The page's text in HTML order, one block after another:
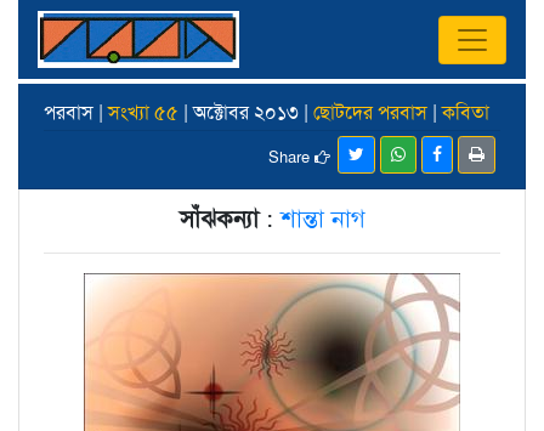
পরবাস |সংখ্যা ৫৫ | অক্টোবর ২০১৩ | ছোটদের পরবাস |কবিতা
Share
সাঁঝকন্যা:শান্তা নাগ